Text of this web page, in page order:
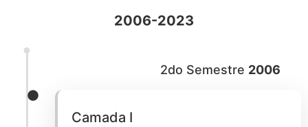
2006-2023
2do Semestre 2006
Camada I